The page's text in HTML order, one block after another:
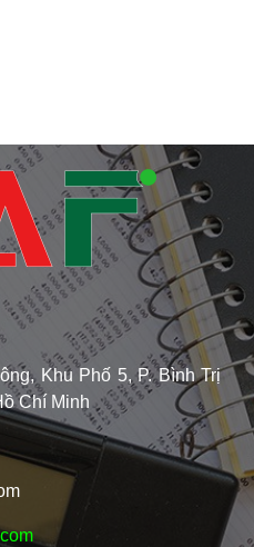
Khu Phố 5, P. Bình Trị
Chí Minh